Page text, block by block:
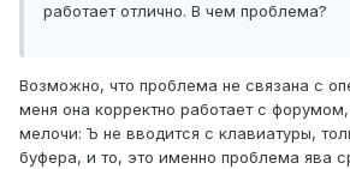
работает отлично. В чем проблема?
Возможно, что проблема не связана с
меня она корректно работает с
мелочи: Ъ не вводится с клавиатуры,
буфера, и то, это именно проблема ява